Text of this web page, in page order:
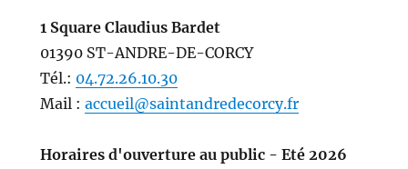
1 Square Claudius Bardet
01390 ST-ANDRE-DE-CORCY
Tél.: 04.72.26.10.30
Mail : accueil@saintandredecorcy.fr
Horaires d'ouverture au public - Eté 2026